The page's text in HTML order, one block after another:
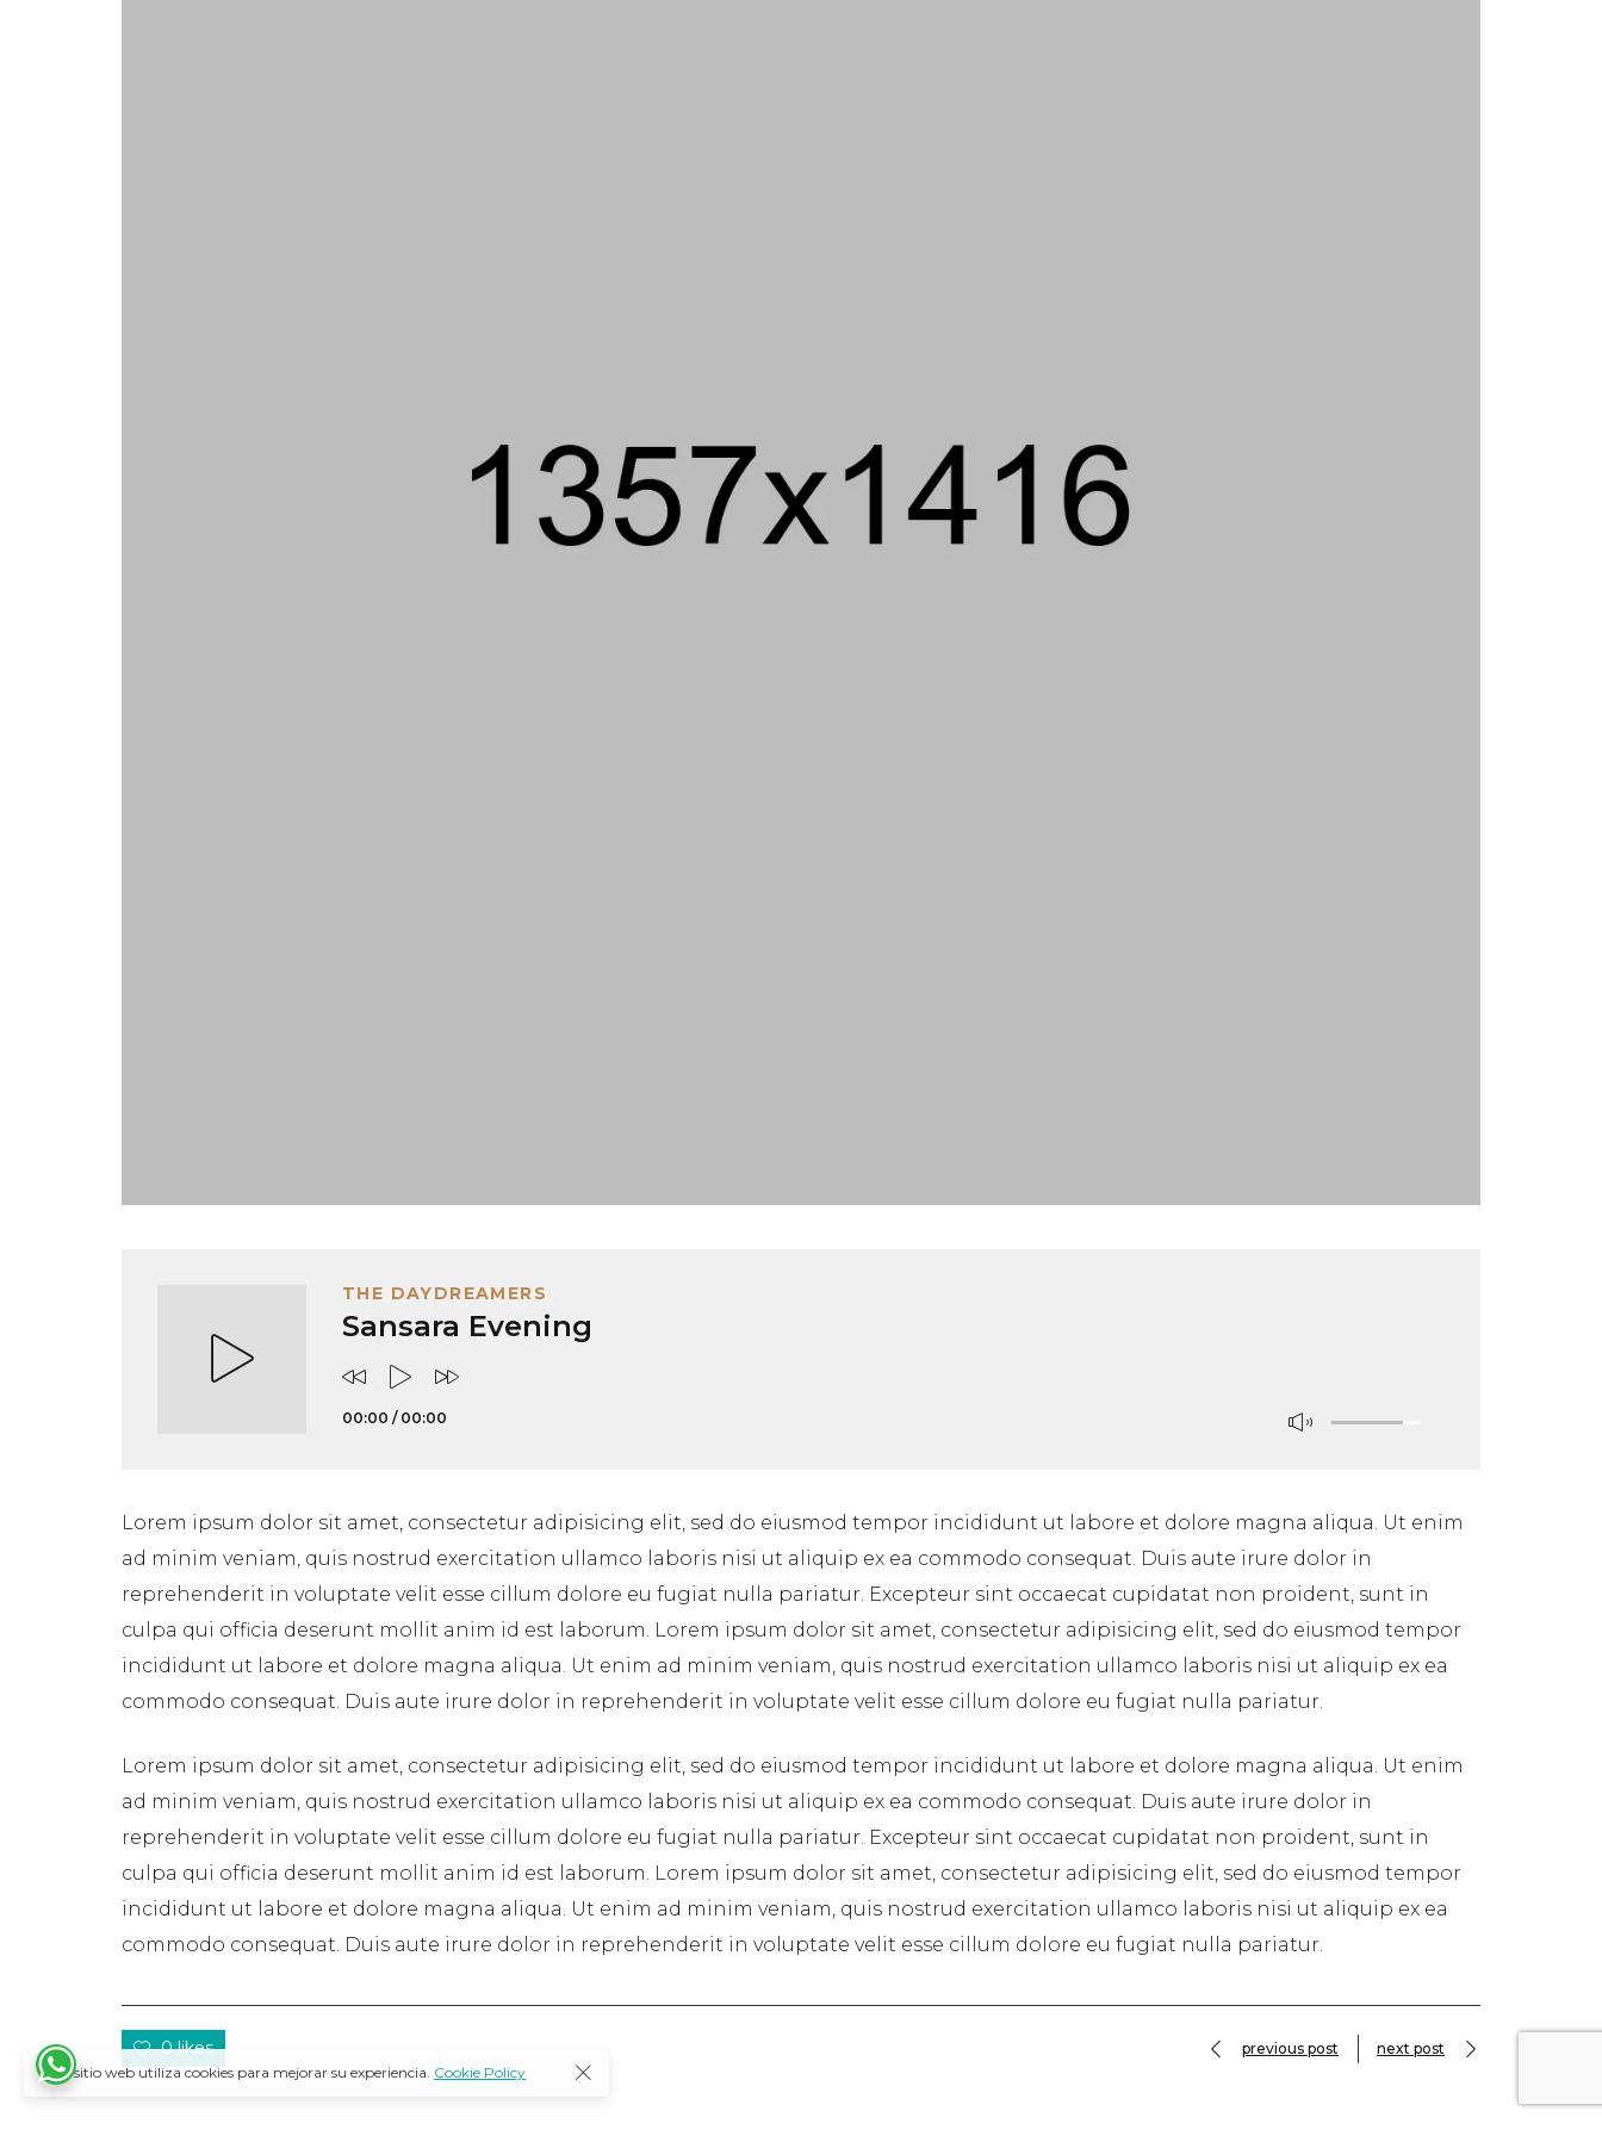
THE DAYDREAMERS
Sansara Evening
00:00 / 00:00
Lorem ipsum dolor sit amet, consectetur adipisicing elit, sed do eiusmod tempor incididunt ut labore et dolore magna aliqua. Ut enim
ad minim veniam, quis nostrud exercitation ullamco laboris nisi ut aliquip ex ea commodo consequat. Duis aute irure dolor in
reprehenderit in voluptate velit esse cillum dolore eu fugiat nulla pariatur. Excepteur sint occaecat cupidatat non proident, sunt in
culpa qui officia deserunt mollit anim id est laborum. Lorem ipsum dolor sit amet, consectetur adipisicing elit, sed do eiusmod tempor
incididunt ut labore et dolore magna aliqua. Ut enim ad minim veniam, quis nostrud exercitation ullamco laboris nisi ut aliquip ex ea
commodo consequat. Duis aute irure dolor in reprehenderit in voluptate velit esse cillum dolore eu fugiat nulla pariatur.
Lorem ipsum dolor sit amet, consectetur adipisicing elit, sed do eiusmod tempor incididunt ut labore et dolore magna aliqua. Ut enim
ad minim veniam, quis nostrud exercitation ullamco laboris nisi ut aliquip ex ea commodo consequat. Duis aute irure dolor in
reprehenderit in voluptate velit esse cillum dolore eu fugiat nulla pariatur. Excepteur sint occaecat cupidatat non proident, sunt in
culpa qui officia deserunt mollit anim id est laborum. Lorem ipsum dolor sit amet, consectetur adipisicing elit, sed do eiusmod tempor
incididunt ut labore et dolore magna aliqua. Ut enim ad minim veniam, quis nostrud exercitation ullamco laboris nisi ut aliquip ex ea
commodo consequat. Duis aute irure dolor in reprehenderit in voluptate velit esse cillum dolore eu fugiat nulla pariatur.
0 likes previous post
next post
Este sitio web utiliza cookies para mejorar su experiencia. Cookie Policy